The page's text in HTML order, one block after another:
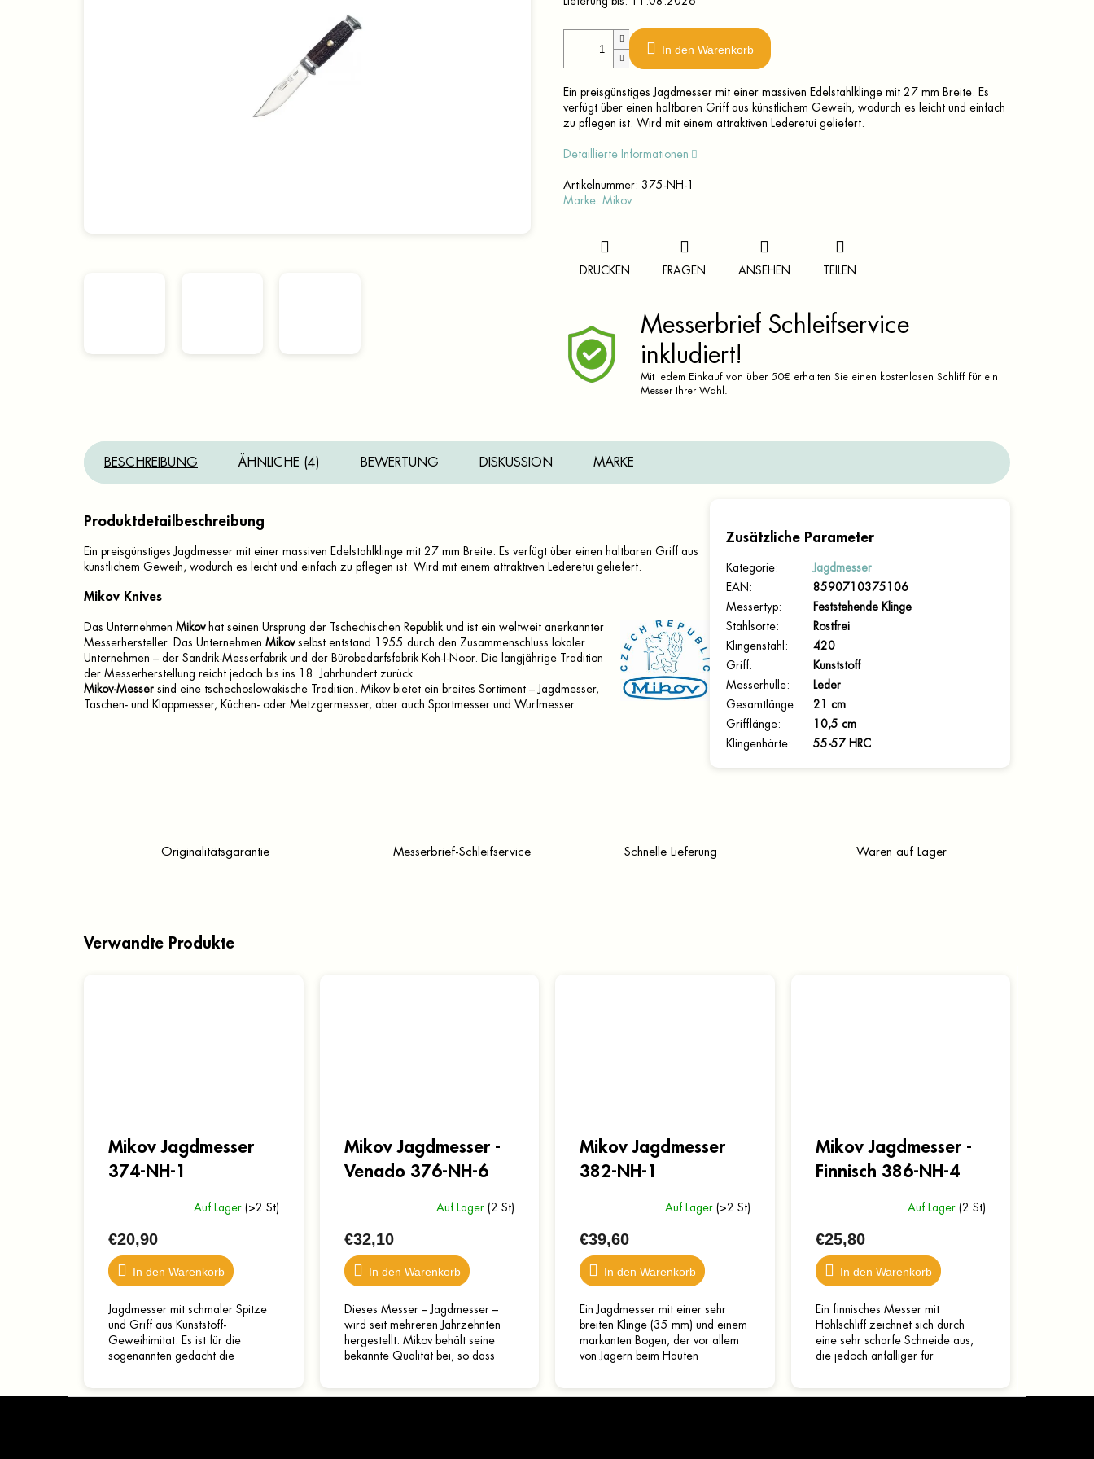
In den Warenkorb
Ein preisgünstiges Jagdmesser mit einer massiven Edelstahlklinge mit 27 mm Breite. Es
verfügt über einen haltbaren Griff aus künstlichem Geweih, wodurch es leicht und einfach
zu pflegen ist. Wird mit einem attraktiven Lederetui geliefert.
Detaillierte Informationen
Artikelnummer: 375-NH-1
Marke: Mikov
DRUCKEN FRAGEN ANSEHEN TEILEN
Messerbrief Schleifservice
inkludiert!
Mit jedem Einkauf von über 50€ erhalten Sie einen kostenlosen Schliff für ein
Messer Ihrer Wahl.
BESCHREIBUNG ÄHNLICHE (4) BEWERTUNG DISKUSSION MARKE
Produktdetailbeschreibung
Ein preisgünstiges Jagdmesser mit einer massiven Edelstahlklinge mit 27 mm Breite. Es verfügt über einen haltbaren Griff aus
künstlichem Geweih, wodurch es leicht und einfach zu pflegen ist. Wird mit einem attraktiven Lederetui geliefert.
Mikov Knives
Das Unternehmen Mikovhat seinen Ursprung der Tschechischen Republik und ist ein weltweit anerkannter
Messerhersteller. Das Unternehmen Mikovselbst entstand 1955 durch den Zusammenschluss lokaler
Unternehmen – der Sandrik-Messerfabrik und der Bürobedarfsfabrik Koh-I-Noor. Die langjährige Tradition
der Messerherstellung reicht jedoch bis ins 18. Jahrhundert zurück.
Mikov-Messer sind eine tschechoslowakische Tradition. Mikov bietet ein breites Sortiment – Jagdmesser,
Taschen- und Klappmesser, Küchen- oder Metzgermesser, aber auch Sportmesser und Wurfmesser.
Zusätzliche Parameter
Kategorie:
Jagdmesser
EAN :
8590710375106
Messertyp:
Feststehende Klinge
Stahlsorte:
Rostfrei
Klingenstahl :
420
Griff:
Kunststoff
Messerhülle:
Leder
Gesamtlänge:
21 cm
Grifflänge:
10,5 cm
Klingenhärte: 55-57 HRC
Originalitätsgarantie Messerbrief-Schleifservice Schnelle Lieferung Waren auf Lager
Verwandte Produkte
Mikov Jagdmesser
374-NH-1
Auf Lager (>2 St)
€20,90
In den Warenkorb
Jagdmesser mit schmaler Spitze
und Griff aus Kunststoff-
Geweihimitat. Es ist für die
sogenannten gedacht die
Tiere, d.h. Das Messer wird an
Mikov Jagdmesser -
Venado 376-NH-6
Auf Lager (2 St)
€32,10
In den Warenkorb
Dieses Messer – Jagdmesser –
wird seit mehreren Jahrzehnten
hergestellt. Mikov behält seine
bekannte Qualität bei, so dass
fortgeschrittenen Alters...
Mikov Jagdmesser
382-NH-1
Auf Lager (>2 St)
€39,60
In den Warenkorb
Ein Jagdmesser mit einer sehr
breiten Klinge (35 mm) und einem
markanten Bogen, der vor allem
von Jägern beim Hauten
Imitation von Horn...
Mikov Jagdmesser -
Finnisch 386-NH-4
Auf Lager (2 St)
€25,80
In den Warenkorb
Ein finnisches Messer mit
Hohlschliff zeichnet sich durch
eine sehr scharfe Schneide aus,
die jedoch anfälliger für
nicht zum Hacken oder...